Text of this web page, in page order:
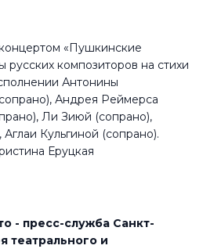
«Пушкинские
русских композиторов на стихи
Антонины
Андрея Реймерса
Ли Зиюй (сопрано),
Кульгиной (сопрано).
Еруцкая
- пресс-служба Санкт-
театрального и